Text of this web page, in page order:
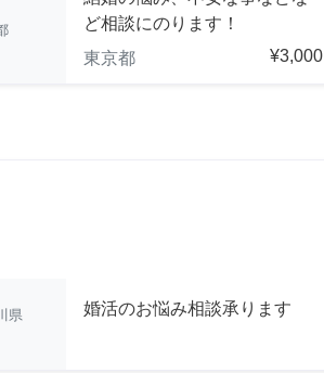
ど相談にのります！
東京都
¥3,000
県 婚活のお悩み相談承ります